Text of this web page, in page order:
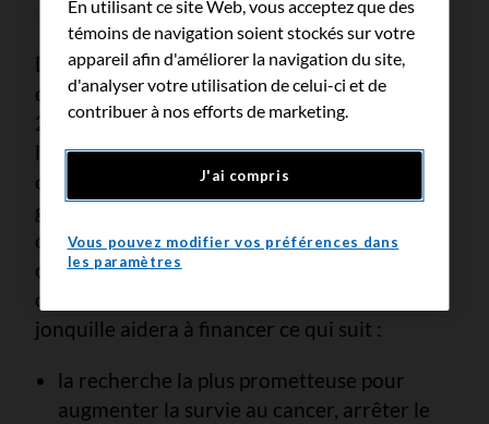
Depuis les années 1940, la Société
canadienne du cancer (SCC) a investi plus de
2,1 milliards de dollars dans la recherche sur
le cancer. Les chercheurs financés par la SCC
ont été responsables de certaines des plus
grandes découvertes de la recherche sur le
cancer du siècle dernier. Aidez-nous à
continuer à faire progresser la recherche qui
change des vies. Votre don en ce Mois de la
jonquille aidera à financer ce qui suit :
la recherche la plus prometteuse pour
augmenter la survie au cancer, arrêter le
En utilisant ce site Web, vous acceptez que des
témoins de navigation soient stockés sur votre
appareil afin d'améliorer la navigation du site,
d'analyser votre utilisation de celui-ci et de
contribuer à nos efforts de marketing.
J'ai compris
Vous pouvez modifier vos préférences dans
les paramètres